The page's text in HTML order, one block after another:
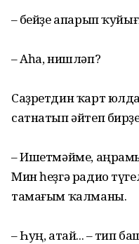
– Әбейҙе апарып
– Аһа, нишләп?
Саҙретдин ҡарт
сатнатып әйтеп
– Ишетмәйме,
Мин һеҙгә радио
тамағым ҡалманы.
– Һуң, атай... – тип